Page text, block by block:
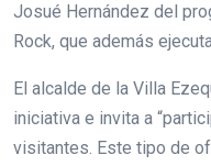
Josué Hernández del
Rock, que además
El alcalde de la Villa
iniciativa e invita a
visitantes. Este tipo de